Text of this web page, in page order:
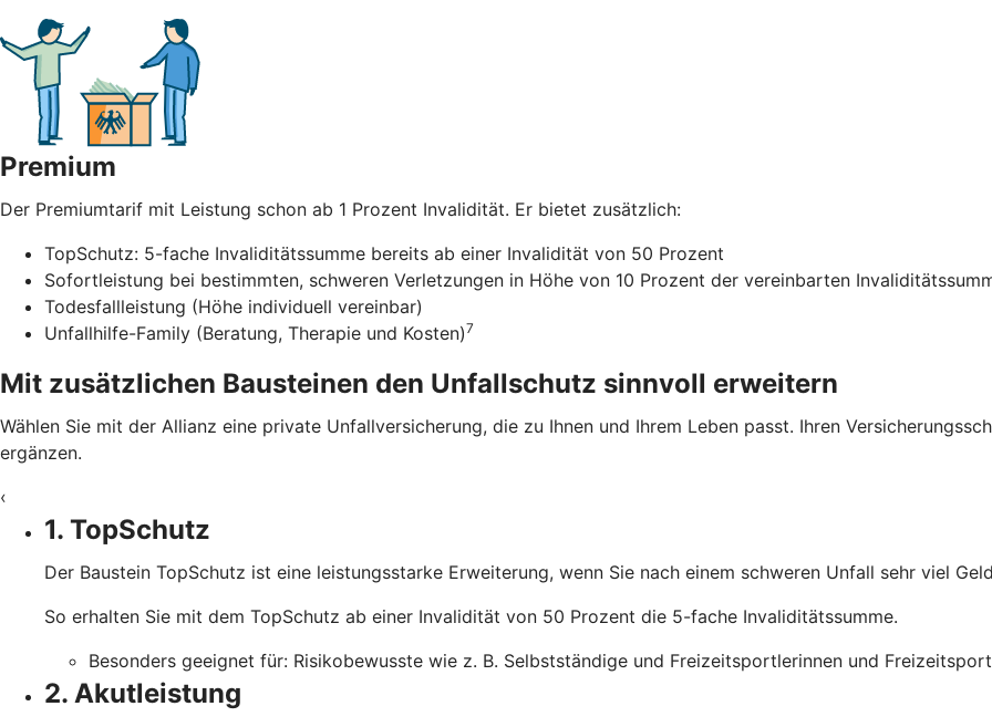
Premium
Der Premiumtarif mit Leistung schon ab 1 Prozent Invalidität. Er bietet zusätzlich:
TopSchutz: 5-fache Invaliditätssumme bereits ab einer Invalidität von 50 Prozent
Sofortleistung bei bestimmten, schweren Verletzungen in Höhe von 10 Prozent der vereinbarten
Todesfallleistung (Höhe individuell vereinbar)
Unfallhilfe-Family (Beratung, Therapie und Kosten)7
Mit zusätzlichen Bausteinen den Unfallschutz sinnvoll erweitern
Wählen Sie mit der Allianz eine private Unfallversicherung, die zu Ihnen und Ihrem Leben passt. Ihren
ergänzen.
‹
1. TopSchutz
Der Baustein TopSchutz ist eine leistungsstarke Erweiterung, wenn Sie nach einem schweren Unfall sehr viel
So erhalten Sie mit dem TopSchutz ab einer Invalidität von 50 Prozent die 5-fache Invaliditätssumme.
Besonders geeignet für: Risikobewusste wie z. B. Selbstständige und Freizeitsportlerinnen und
2. Akutleistung